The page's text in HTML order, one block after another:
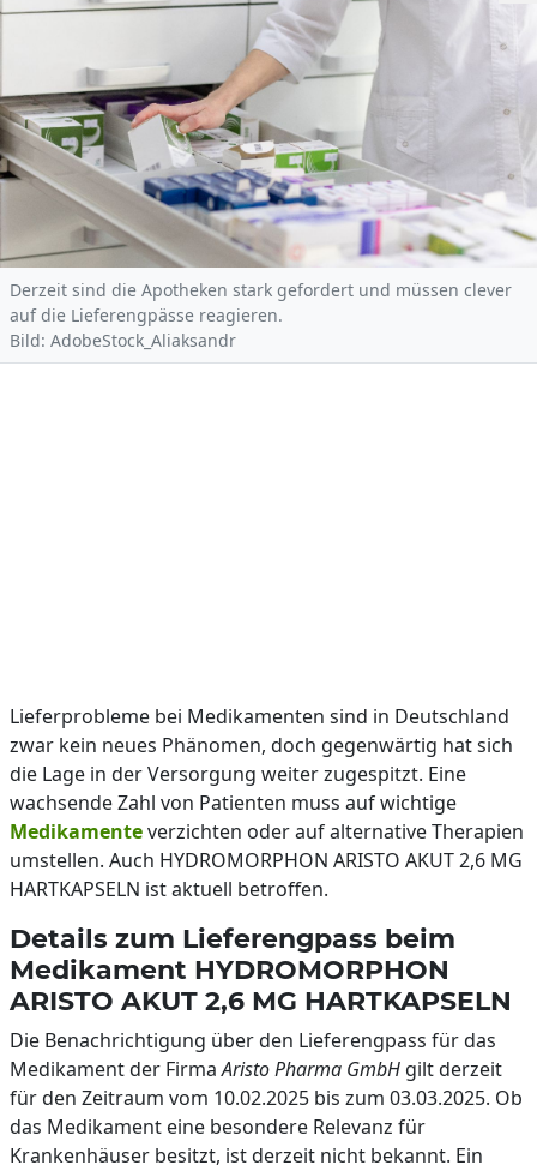
Derzeit sind die Apotheken stark gefordert und müssen clever
auf die Lieferengpässe reagieren.
Bild: AdobeStock_Aliaksandr
Lieferprobleme bei Medikamenten sind in Deutschland
zwar kein neues Phänomen, doch gegenwärtig hat sich
die Lage in der Versorgung weiter zugespitzt. Eine
wachsende Zahl von Patienten muss auf wichtige
Medikamenteverzichten oder auf alternative Therapien
umstellen. Auch HYDROMORPHON ARISTO AKUT 2,6 MG
HARTKAPSELN ist aktuell betroffen.
Details zum Lieferengpass beim
Medikament HYDROMORPHON
ARISTO AKUT 2,6 MG HARTKAPSELN
Die Benachrichtigung über den Lieferengpass für das
Medikament der FirmaAristo Pharma GmbH gilt derzeit
für den Zeitraum vom 10.02.2025 bis zum 03.03.2025. Ob
das Medikament eine besondere Relevanz für
Krankenhäuser besitzt, ist derzeit nicht bekannt. Ein